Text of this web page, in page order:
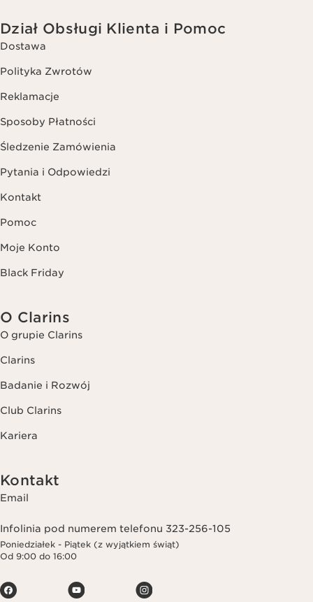
Dział Obsługi Klienta i Pomoc
Dostawa
Polityka Zwrotów
Reklamacje
Sposoby Płatności
Śledzenie Zamówienia
Pytania i Odpowiedzi
Kontakt
Pomoc
Moje Konto
Black Friday
O Clarins
O grupie Clarins
Clarins
Badanie i Rozwój
Club Clarins
Kariera
Kontakt
Email
Infolinia pod numerem telefonu 323-256-105
Poniedziałek - Piątek (z wyjątkiem świąt)
Od 9:00 do 16:00